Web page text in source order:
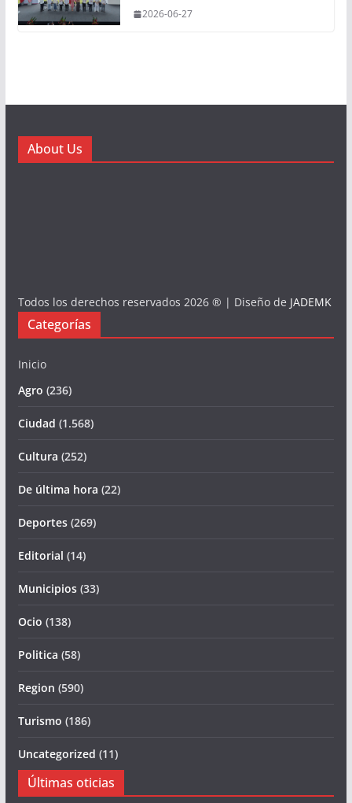
2026-06-27
About Us
Todos los derechos reservados 2026 ® | Diseño de JADEMK
Categorías
Inicio
Agro (236)
Ciudad (1.568)
Cultura (252)
De última hora (22)
Deportes(269)
Editorial (14)
Municipios(33)
Ocio (138)
Politica (58)
Region (590)
Turismo (186)
Uncategorized (11)
Últimas oticias